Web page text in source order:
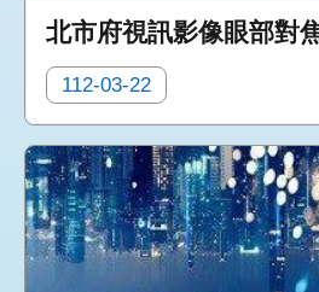
北市府視訊影像眼部對
112-03-22